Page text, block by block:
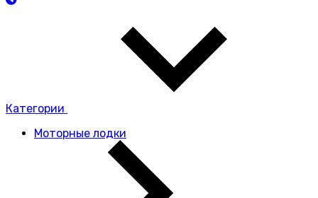
Категории
Моторные лодки